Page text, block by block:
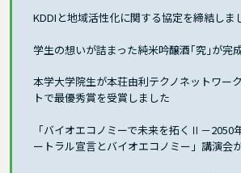
KDDIと地域活性化に関する協定を締結しま
学生の想いが詰まった純米吟醸酒｢究｣が完
本学大学院生が本荘由利テクノネットワー
トで最優秀賞を受賞しました
「バイオエコノミーで未来を拓くⅡ－2050
ートラル宣言とバイオエコノミー」講演会